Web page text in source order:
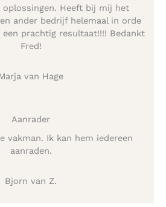
Heeft bij mij het
ander bedrijf helemaal in orde
prachtig resultaat!!!! Bedankt
Fred!
van Hage
Aanrader
vakman. Ik kan hem iedereen
aanraden.
Bjorn van Z.